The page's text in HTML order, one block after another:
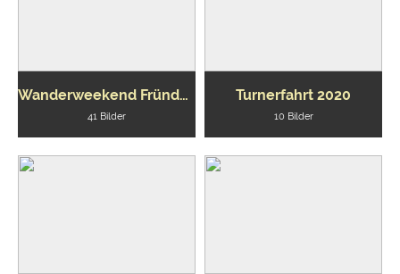
Wanderweekend Fründenhütte 2021
41 Bilder
Turnerfahrt 2020
10 Bilder